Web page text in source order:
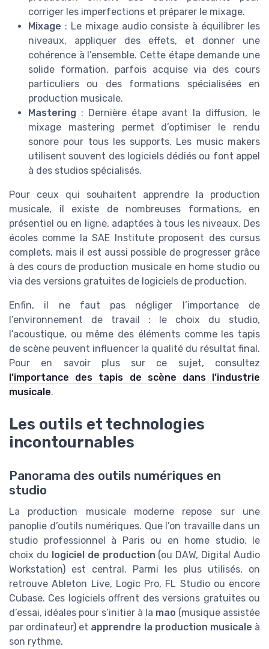
corriger les imperfections et préparer le mixage.
Mixage : Le mixage audio consiste à équilibrer les
niveaux, appliquer des effets, et donner une
cohérence à l’ensemble. Cette étape demande une
solide formation, parfois acquise via des cours
particuliers ou des formations spécialisées en
production musicale.
Mastering : Dernière étape avant la diffusion, le
mixage mastering permet d’optimiser le rendu
sonore pour tous les supports. Les music makers
utilisent souvent des logiciels dédiés ou font appel
à des studios spécialisés.
Pour ceux qui souhaitent apprendre la production
musicale, il existe de nombreuses formations, en
présentiel ou en ligne, adaptées à tous les niveaux. Des
écoles comme la SAE Institute proposent des cursus
complets, mais il est aussi possible de progresser grâce
à des cours de production musicale en home studio ou
via des versions gratuites de logiciels de production.
Enfin, il ne faut pas négliger l’importance de
l’environnement de travail : le choix du studio,
l’acoustique, ou même des éléments comme les tapis
de scène peuvent influencer la qualité du résultat final.
Pour en savoir plus sur ce sujet, consultez
l’importance des tapis de scène dans l’industrie
musicale.
Les outils et technologies
incontournables
Panorama des outils numériques en
studio
La production musicale moderne repose sur une
panoplie d’outils numériques. Que l’on travaille dans un
studio professionnel à Paris ou en home studio, le
choix du logiciel de production (ou DAW, Digital Audio
Workstation) est central. Parmi les plus utilisés, on
retrouve Ableton Live, Logic Pro, FL Studio ou encore
Cubase. Ces logiciels offrent des versions gratuites ou
d’essai, idéales pour s’initier à la mao (musique assistée
par ordinateur) et apprendre la production musicale à
son rythme.